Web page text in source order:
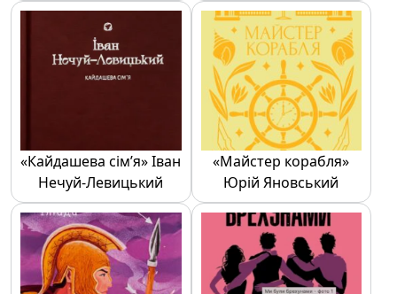
«Кайдашева сім’я» Іван
Нечуй-Левицький
«Майстер корабля»
Юрій Яновський